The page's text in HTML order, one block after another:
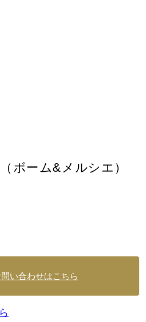
ボーム&メルシエ）
い合わせはこちら